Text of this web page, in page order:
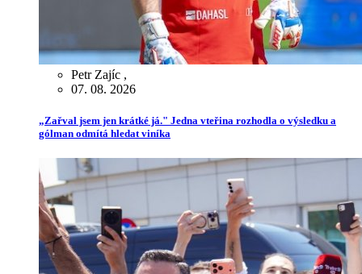
Petr Zajíc ,
07. 08. 2026
„Zařval jsem jen krátké já." Jedna vteřina rozhodla o výsledku a
gólman odmítá hledat viníka